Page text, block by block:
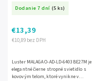
Dodanie 7 dní (5 ks)
€10,89 bez DPH
€13,39
Luster MALAGA O-AD-LD-6403BE27M je
elegantné čierne stropné svietidlo s
kovovým telom, ktoré vynikne v